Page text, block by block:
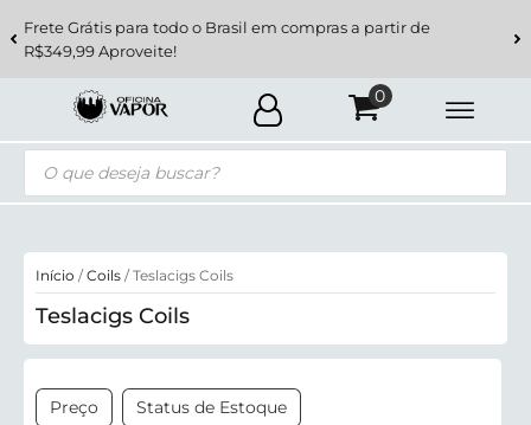
Frete Grátis para todo o Brasil em compras a partir de
R$349,99 Aproveite!
Pesquisar
produtos
Início /Coils / Teslacigs Coils
Teslacigs Coils
Preço Status de Estoque